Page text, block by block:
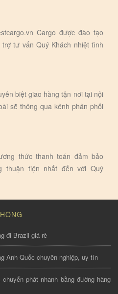
Cargo được đào tạo
tư vấn Quý Khách nhiệt tình
biệt giao hàng tận nơi tại nội
sẽ thông qua kênh phân phối
thức thanh toán đảm bảo
thuận tiện nhất đến với Quý
đi Brazil giá rẻ
Anh Quốc chuyên nghiệp, uy tín
phát nhanh bằng đường hàng